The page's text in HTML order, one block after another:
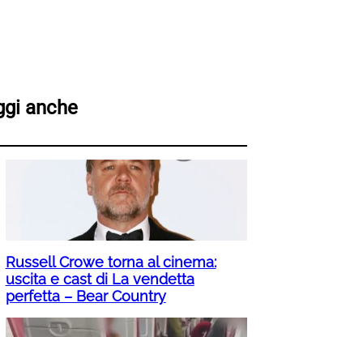
anche
Russell Crowe torna al cinema:
uscita e cast di La vendetta
perfetta – Bear Country